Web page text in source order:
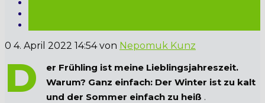
0 4. April 2022 14:54von Nepomuk Kunz
D
er Frühling ist meine Lieblingsjahreszeit.
Warum? Ganz einfach: Der Winter ist zu kalt
und der Sommer einfach zu heiß .